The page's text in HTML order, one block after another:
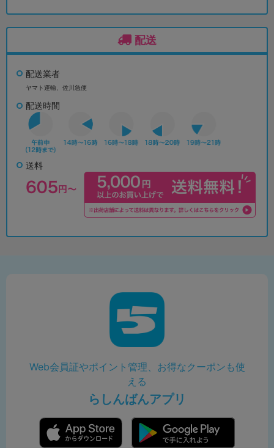
配送
配送業者
ヤマト運輸、佐川急便
配送時間
送料
Web会員証やポイント管理、お得なクーポンも使
える
らしんばんアプリ